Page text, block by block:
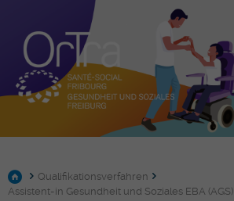
Qualifikationsverfahren
Assistent-in Gesundheit und Soziales EBA (AGS)